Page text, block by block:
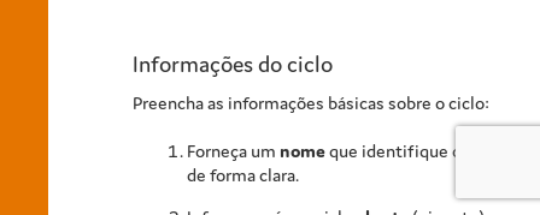
Informações do ciclo
Preencha as informações básicas sobre o ciclo:
Forneça um nomeque identifique o ciclo
de forma clara.